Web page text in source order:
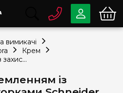
із
80033-63-07
Безкоштовно
info@e7.com.ua
334-79-78
Viber Telegram
вимикачі
Крем
Розетка із заземленням із захисними шторками Schneider Electric Asfora EPH2970223, крем (без рамки)